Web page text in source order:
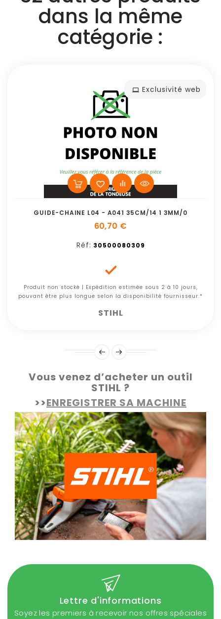
dans la même
catégorie :
Exclusivité web
GUIDE-CHAINE L04 - A041 35CM/14 1 3MM/0
60,70 €
Réf: 30500080309

Produit non stocké | Expédition estimée sous 2 à 10 jours,
pouvant être plus longue selon la disponibilité fournisseur.*
STIHL
Vous venez d’acheter un outil
STIHL ?
>>ENREGISTRER SA MACHINE
Lettre d'informations
Soyez les premiers à recevoir nos offres spéciales